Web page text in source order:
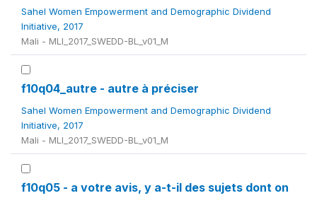
Sahel Women Empowerment and Demographic Dividend
Initiative, 2017
Mali - MLI_2017_SWEDD-BL_v01_M
f10q04_autre - autre à préciser
Sahel Women Empowerment and Demographic Dividend
Initiative, 2017
Mali - MLI_2017_SWEDD-BL_v01_M
f10q05 - a votre avis, y a-t-il des sujets dont on